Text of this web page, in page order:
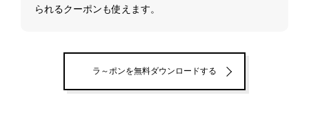
られるクーポンも使えます。
ラ～ポンを無料ダウンロードする